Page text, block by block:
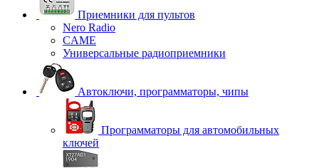
Приемники для пультов
Nero Radio
CAME
Универсальные радиоприемники
Автоключи, программаторы, чипы
Программаторы для автомобильных
ключей